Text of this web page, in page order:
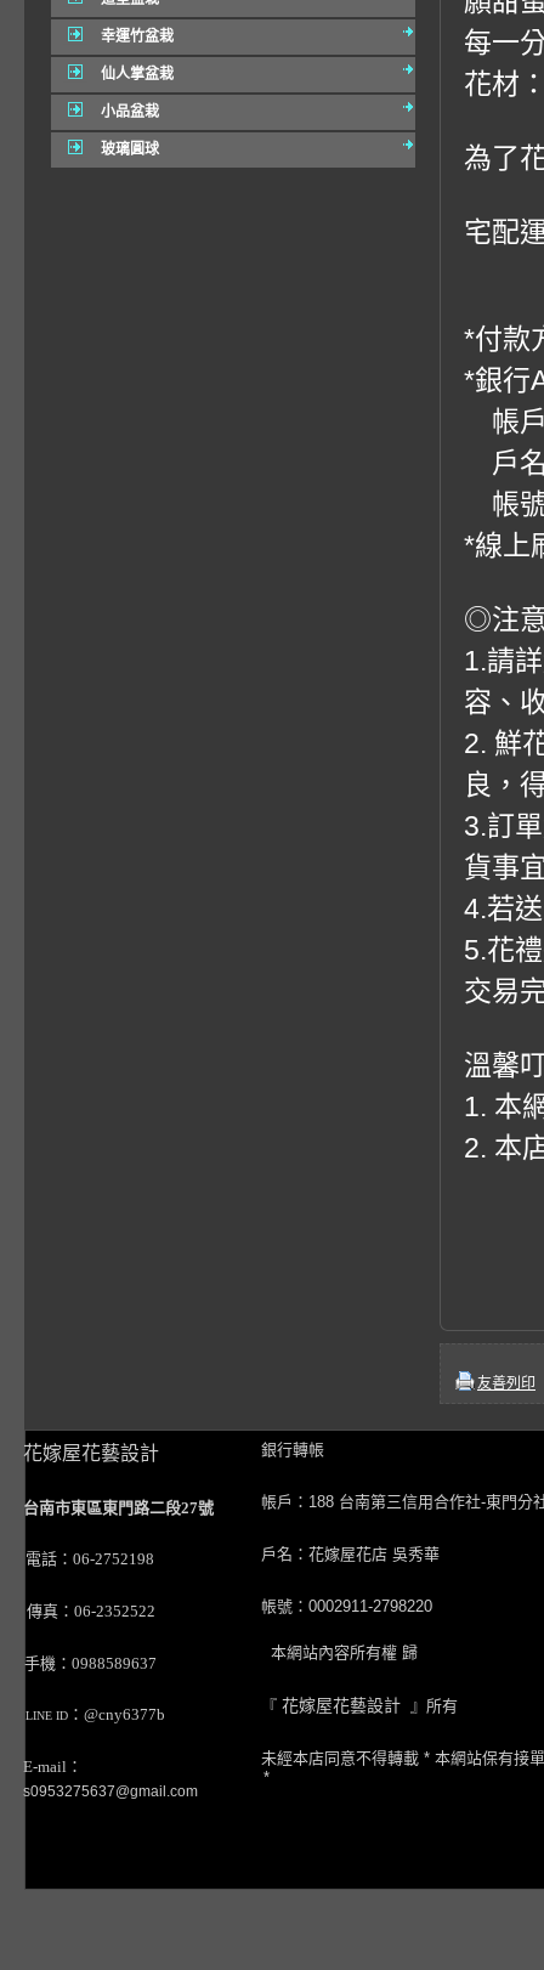
幸運竹盆栽
仙人掌盆栽
小品盆栽
玻璃圓球
每一
花材
為了
宅配
*付款
*銀行
帳戶
戶
帳
*線上
◎注
1.請
容、
2. 鮮
良，
3.訂
貨事
4.若
5.花
交易
溫馨
1. 本
2. 本
友善列印
花嫁屋花藝設計
台南市東區東門路二段27號
電話：06-2752198
傳真：06-2352522
手機：0988589637
LINE ID ：@cny6377b
E-mail：
s0953275637@gmail.com
銀行轉帳
帳戶：188 台南第三信用合作社-東門分
戶名：花嫁屋花店 吳秀華
帳號：0002911-2798220
本網站內容所有權 歸
『 花嫁屋花藝設計 』所有
未經本店同意不得轉載 * 本網站保有接
*